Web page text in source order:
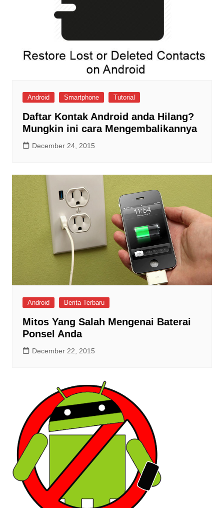
Android Smartphone Tutorial
Daftar Kontak Android anda Hilang?
Mungkin ini cara Mengembalikannya
December 24, 2015
Android Berita Terbaru
Mitos Yang Salah Mengenai Baterai
Ponsel Anda
December 22, 2015